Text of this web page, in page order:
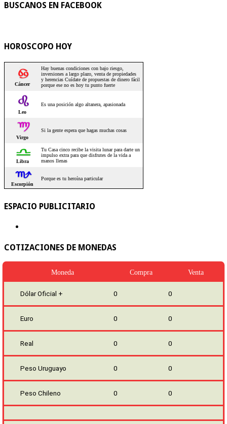
BUSCANOS EN FACEBOOK
HOROSCOPO HOY
ESPACIO PUBLICITARIO
COTIZACIONES DE MONEDAS
Moneda Compra Venta
Dólar Oficial + 0 0
Euro 0 0
Real 0 0
Peso Uruguayo 0 0
Peso Chileno 0 0